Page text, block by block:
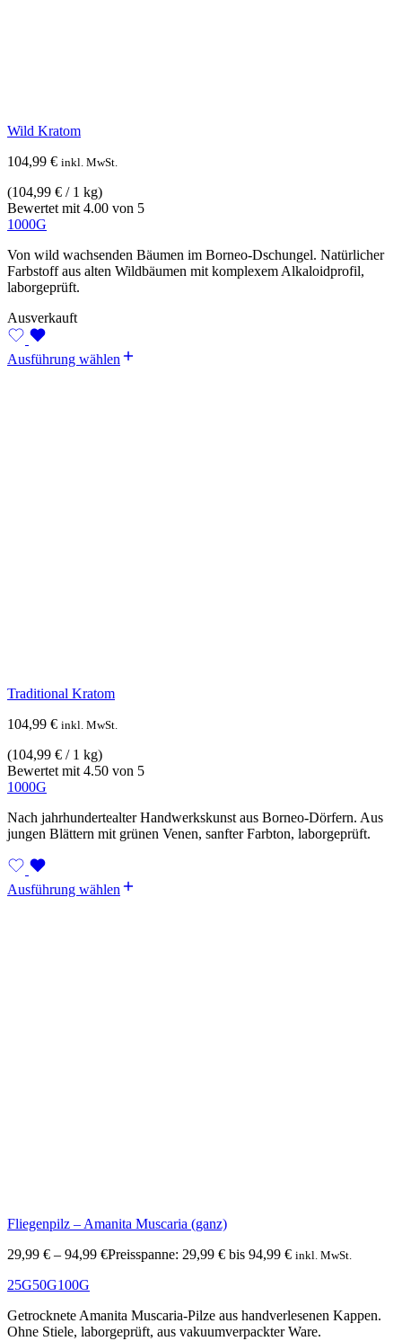
Wild Kratom
104,99 € inkl. MwSt.
(104,99 € / 1 kg)
Bewertet mit 4.00 von 5
1000G
Von wild wachsenden Bäumen im Borneo-Dschungel. Natürlicher
Farbstoff aus alten Wildbäumen mit komplexem Alkaloidprofil,
laborgeprüft.
Ausverkauft
Ausführung wählen
Traditional Kratom
104,99 € inkl. MwSt.
(104,99 € / 1 kg)
Bewertet mit 4.50 von 5
1000G
Nach jahrhundertealter Handwerkskunst aus Borneo-Dörfern. Aus
jungen Blättern mit grünen Venen, sanfter Farbton, laborgeprüft.
Ausführung wählen
Fliegenpilz – Amanita Muscaria (ganz)
29,99 € – 94,99 €Preisspanne: 29,99 € bis 94,99 € inkl. MwSt.
25G50G100G
Getrocknete Amanita Muscaria-Pilze aus handverlesenen Kappen.
Ohne Stiele, laborgeprüft, aus vakuumverpackter Ware.